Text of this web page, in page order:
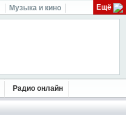
Музыка и кино Ещё
Радио онлайн